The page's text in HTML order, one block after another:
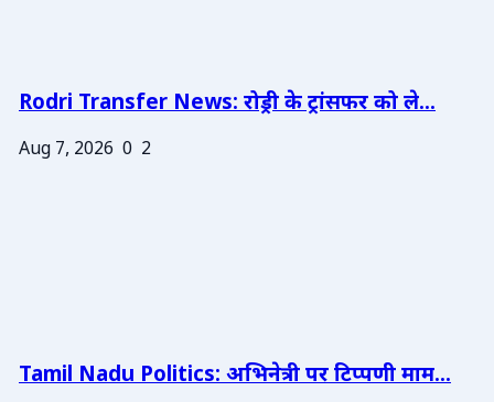
Rodri Transfer News: रोड्री के ट्रांसफर को ले...
Aug 7, 2026 0 2
Tamil Nadu Politics: अभिनेत्री पर टिप्पणी माम...